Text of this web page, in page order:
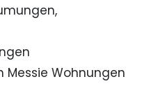
Messie Wohnungen